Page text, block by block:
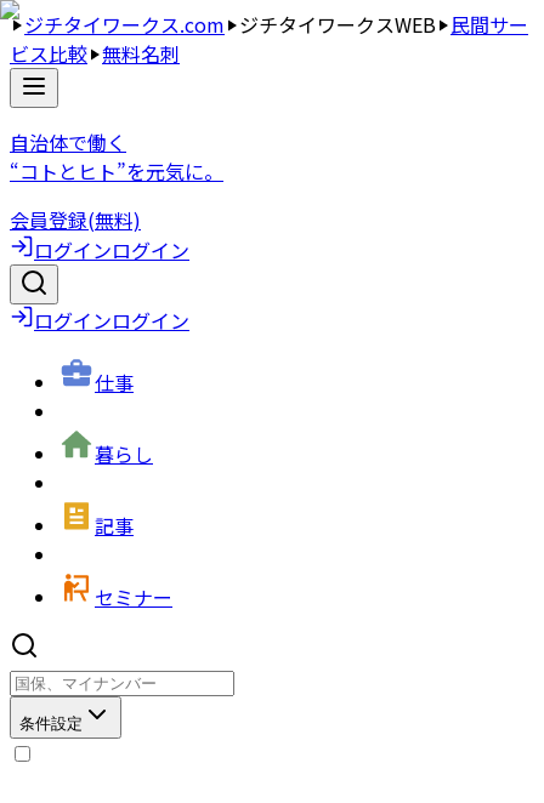
ジチタイワークス.com ジチタイワークスWEB 民間サー
ビス比較 無料名刺
自治体で働く
“コトとヒト”を元気に。
会員登録(無料)
ログインログイン
ログインログイン
仕事
暮らし
記事
セミナー
条件設定